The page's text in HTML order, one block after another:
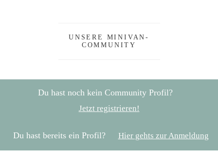
UNSERE MINIVAN-
COMMUNITY
Du hast noch kein Community Profil?
Jetzt registrieren!
Du hast bereits ein Profil? Hier gehts zur Anmeldung